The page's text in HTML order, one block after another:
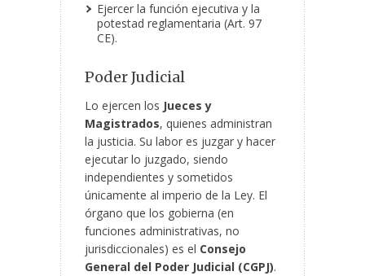
Ejercer la función ejecutiva y la
potestad reglamentaria (Art. 97
CE).
Poder Judicial
Lo ejercen los Jueces y
Magistrados, quienes administran
la justicia. Su labor es juzgar y hacer
ejecutar lo juzgado, siendo
independientes y sometidos
únicamente al imperio de la Ley. El
órgano que los gobierna (en
funciones administrativas, no
jurisdiccionales) es el Consejo
General del Poder Judicial (CGPJ).